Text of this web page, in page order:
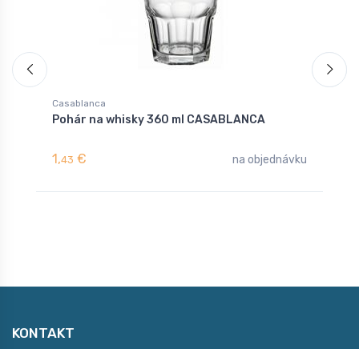
Casablanca
Pohár na whisky 360 ml CASABLANCA
1,43 € na objednávku
KONTAKT